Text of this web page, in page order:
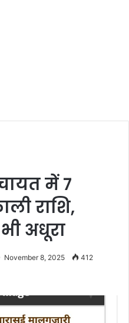
में 7
राशि,
अधूरा
November 8, 2025 412